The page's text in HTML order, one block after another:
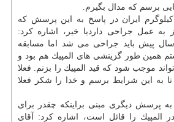
برسم كه مدال بگیرم.
وزنه بردار دسته ۱۰۹ كیلوگرم ایران در پاسخ به این پرسش كه
به عمل جراحی داردیا خیر، اشاره كرد:
پیش باید جراحی می شد اما مسابقه
همین طور گزینشی های المپیك هم بود و
موجب شود كه قید المپیك را بزنم. فعلا
به این شرایط برسم و خدا را شكر فعلا
پرسش دیگری مبنی براینكه چقدر برای
را قائل است، اشاره كرد: آقای